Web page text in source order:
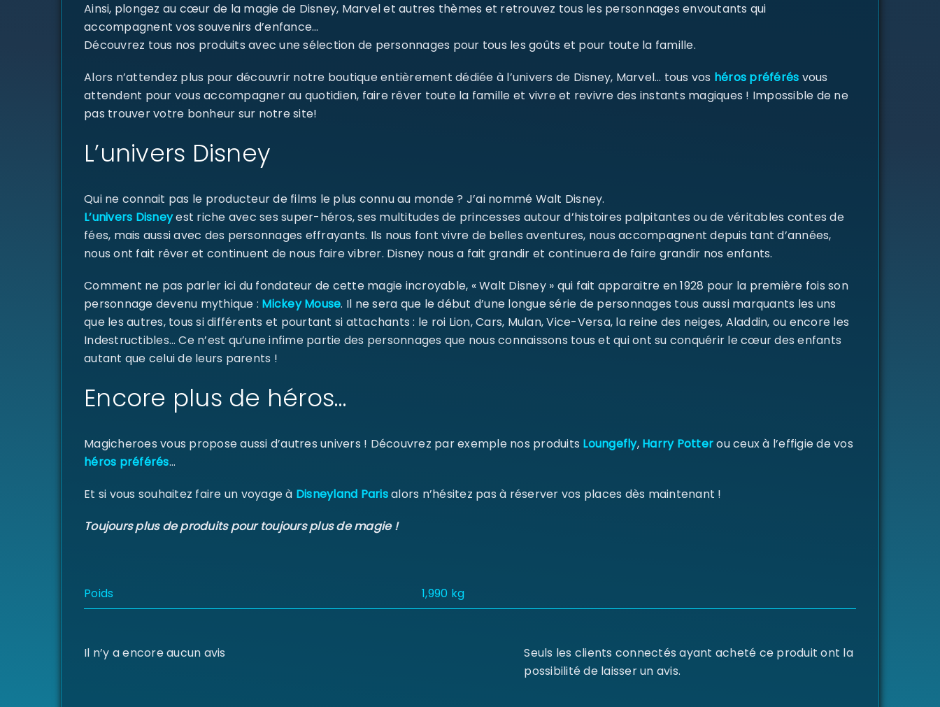
Ainsi, plongez au cœur de la magie de Disney, Marvel et autres thèmes et retrouvez tous les personnages envoutants qui
accompagnent vos souvenirs d’enfance…
Découvrez tous nos produits avec une sélection de personnages pour tous les goûts et pour toute la famille.
Alors n’attendez plus pour découvrir notre boutique entièrement dédiée à l’univers de Disney, Marvel… tous vos héros préférés vous
attendent pour vous accompagner au quotidien, faire rêver toute la famille et vivre et revivre des instants magiques ! Impossible de ne
pas trouver votre bonheur sur notre site!
L’univers Disney
Qui ne connait pas le producteur de films le plus connu au monde ? J’ai nommé Walt Disney.
L’univers Disneyest riche avec ses super-héros, ses multitudes de princesses autour d’histoires palpitantes ou de véritables contes de
fées, mais aussi avec des personnages effrayants. Ils nous font vivre de belles aventures, nous accompagnent depuis tant d’années,
nous ont fait rêver et continuent de nous faire vibrer. Disney nous a fait grandir et continuera de faire grandir nos enfants.
Comment ne pas parler ici du fondateur de cette magie incroyable, « Walt Disney » qui fait apparaitre en 1928 pour la première fois son
personnage devenu mythique : Mickey Mouse. Il ne sera que le début d’une longue série de personnages tous aussi marquants les uns
que les autres, tous si différents et pourtant si attachants : le roi Lion, Cars, Mulan, Vice-Versa, la reine des neiges, Aladdin, ou encore les
Indestructibles… Ce n’est qu’une infime partie des personnages que nous connaissons tous et qui ont su conquérir le cœur des enfants
autant que celui de leurs parents !
Encore plus de héros…
Magicheroes vous propose aussi d’autres univers ! Découvrez par exemple nos produits Loungefly,Harry Potterou ceux à l’effigie de vos
héros préférés…
Et si vous souhaitez faire un voyage à Disneyland Parisalors n’hésitez pas à réserver vos places dès maintenant !
Toujours plus de produits pour toujours plus de magie !
Poids 1,990 kg
Il n’y a encore aucun avis
Seuls les clients connectés ayant acheté ce produit ont la
possibilité de laisser un avis.